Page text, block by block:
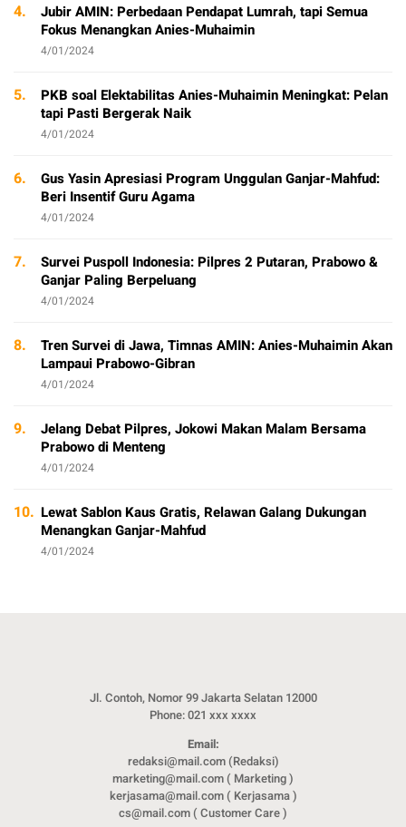
4.
Jubir AMIN: Perbedaan Pendapat Lumrah, tapi Semua
Fokus Menangkan Anies-Muhaimin
4/01/2024
5.
PKB soal Elektabilitas Anies-Muhaimin Meningkat: Pelan
tapi Pasti Bergerak Naik
4/01/2024
6.
Gus Yasin Apresiasi Program Unggulan Ganjar-Mahfud:
Beri Insentif Guru Agama
4/01/2024
7.
Survei Puspoll Indonesia: Pilpres 2 Putaran, Prabowo &
Ganjar Paling Berpeluang
4/01/2024
8.
Tren Survei di Jawa, Timnas AMIN: Anies-Muhaimin Akan
Lampaui Prabowo-Gibran
4/01/2024
9.
Jelang Debat Pilpres, Jokowi Makan Malam Bersama
Prabowo di Menteng
4/01/2024
10. Lewat Sablon Kaus Gratis, Relawan Galang Dukungan
Menangkan Ganjar-Mahfud
4/01/2024
Jl. Contoh, Nomor 99 Jakarta Selatan 12000
Phone: 021 xxx xxxx
Email:
redaksi@mail.com (Redaksi)
marketing@mail.com ( Marketing )
kerjasama@mail.com ( Kerjasama )
cs@mail.com ( Customer Care )